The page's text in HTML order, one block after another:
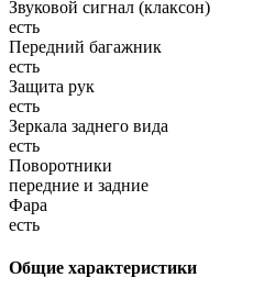
Звуковой сигнал (клаксон)
есть
Передний багажник
есть
Защита рук
есть
Зеркала заднего вида
есть
Поворотники
передние и задние
Фара
есть
Общие характеристики